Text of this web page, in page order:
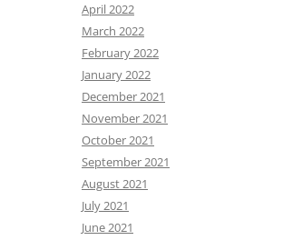
April 2022
March 2022
February 2022
January 2022
December 2021
November 2021
October 2021
September 2021
August 2021
July 2021
June 2021